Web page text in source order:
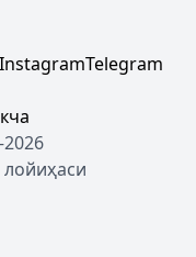
InstagramTelegram
лойиҳаси